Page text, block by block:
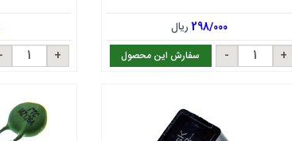
298/000ریال
سفارش این محصول